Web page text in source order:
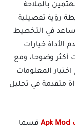
بالملاحة
رؤية تفصيلية
في التخطيط
الأداة خيارات
أكثر وضوحا، ومع
المعلومات
متقدمة في تحليل
قسما